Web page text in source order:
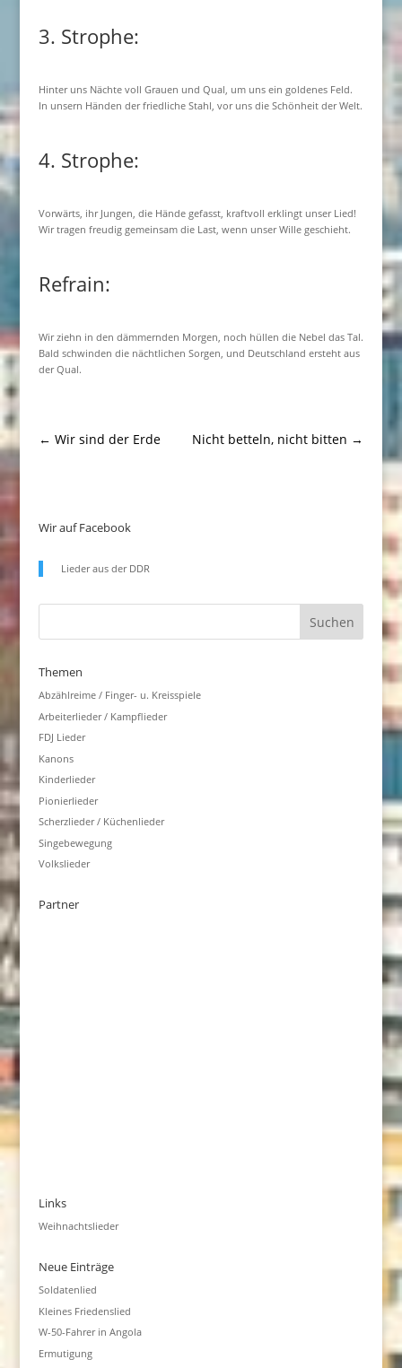
3. Strophe:
Hinter uns Nächte voll Grauen und Qual, um uns ein goldenes Feld.
In unsern Händen der friedliche Stahl, vor uns die Schönheit der Welt.
4. Strophe:
Vorwärts, ihr Jungen, die Hände gefasst, kraftvoll erklingt unser Lied!
Wir tragen freudig gemeinsam die Last, wenn unser Wille geschieht.
Refrain:
Wir ziehn in den dämmernden Morgen, noch hüllen die Nebel das Tal.
Bald schwinden die nächtlichen Sorgen, und Deutschland ersteht aus
der Qual.
← Wir sind der Erde Nicht betteln, nicht bitten →
Wir auf Facebook
Lieder aus der DDR
Themen
Abzählreime / Finger- u. Kreisspiele
Arbeiterlieder / Kampflieder
FDJ Lieder
Kanons
Kinderlieder
Pionierlieder
Scherzlieder / Küchenlieder
Singebewegung
Volkslieder
Partner
Links
Weihnachtslieder
Neue Einträge
Soldatenlied
Kleines Friedenslied
W-50-Fahrer in Angola
Ermutigung